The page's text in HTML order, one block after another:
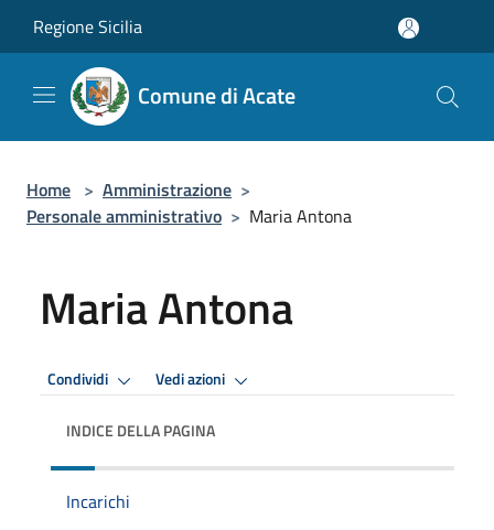
Regione Sicilia
Comune di Acate
Home > Amministrazione >
Personale amministrativo > Maria Antona
Maria Antona
Condividi Vedi azioni
INDICE DELLA PAGINA
Incarichi